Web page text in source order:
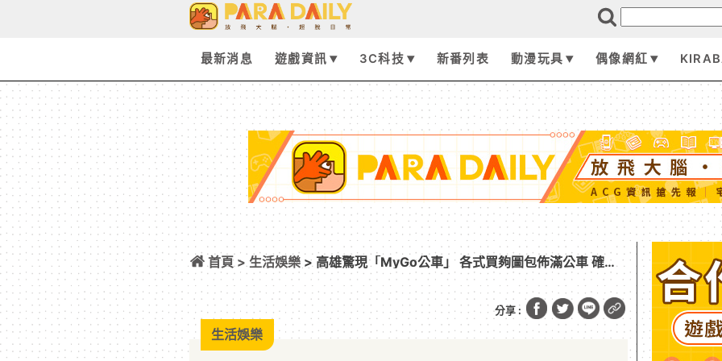
最新消息 遊戲資訊 3C科技 新番列表 動漫玩具 偶像網紅
首頁 >生活娛樂 > 高雄驚現「MyGo公車」 各式買夠圖包佈滿公車 確定
不會開到迷路嗎？
分享 :
生活娛樂